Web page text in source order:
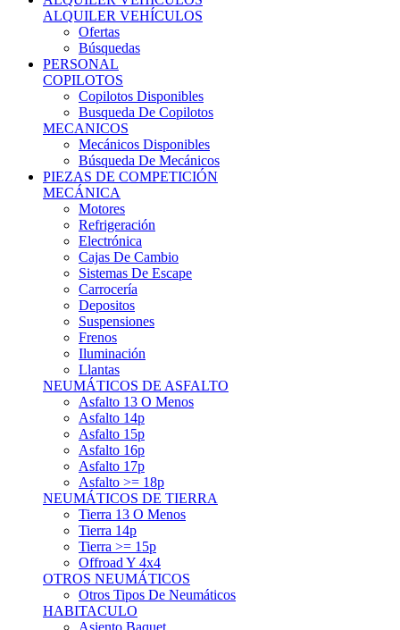
Ofertas
Búsquedas
PERSONAL
COPILOTOS
Copilotos Disponibles
Busqueda De Copilotos
MECANICOS
Mecánicos Disponibles
Búsqueda De Mecánicos
PIEZAS DE COMPETICIÓN
MECÁNICA
Motores
Refrigeración
Electrónica
Cajas De Cambio
Sistemas De Escape
Carrocería
Depositos
Suspensiones
Frenos
Iluminación
Llantas
NEUMÁTICOS DE ASFALTO
Asfalto 13 O Menos
Asfalto 14p
Asfalto 15p
Asfalto 16p
Asfalto 17p
Asfalto >= 18p
NEUMÁTICOS DE TIERRA
Tierra 13 O Menos
Tierra 14p
Tierra >= 15p
Offroad Y 4x4
OTROS NEUMÁTICOS
Otros Tipos De Neumáticos
HABITACULO
Asiento Baquet
Arneses